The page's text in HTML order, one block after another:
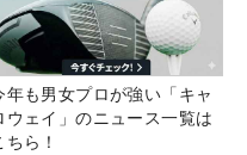
年も男女プロが強い「キャ
ウェイ」のニュース一覧は
ちら！